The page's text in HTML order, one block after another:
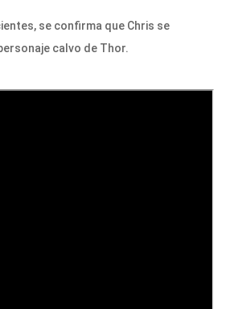
se confirma que Chris se
calvo de Thor.